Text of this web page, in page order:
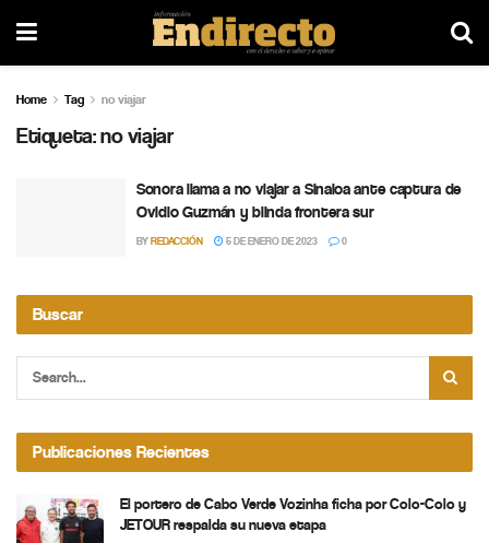
Home Tag no viajar
Etiqueta:no viajar
Sonora llama a no viajar a Sinaloa ante captura de
Ovidio Guzmán y blinda frontera sur
BYREDACCIÓN 5 DE ENERO DE 2023 0
Buscar
Publicaciones Recientes
El portero de Cabo Verde Vozinha ficha por Colo-Colo y
JETOUR respalda su nueva etapa